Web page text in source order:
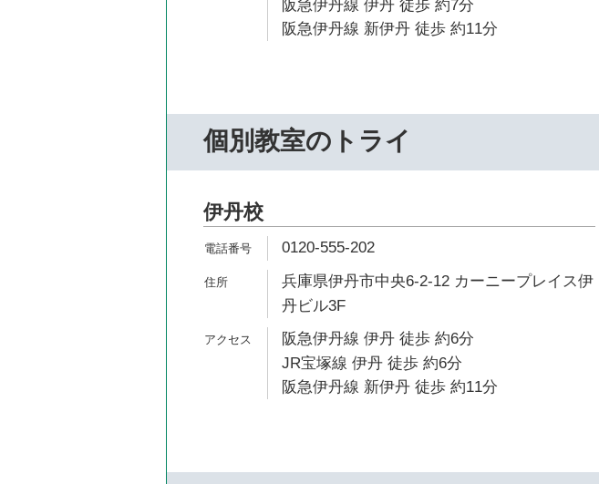
阪急伊丹線 伊丹 徒歩 約7分
阪急伊丹線 新伊丹 徒歩 約11分
個別教室のトライ
伊丹校
0120-555-202
兵庫県伊丹市中央6-2-12 カーニープレイス伊
丹ビル3F
阪急伊丹線 伊丹 徒歩 約6分
JR宝塚線 伊丹 徒歩 約6分
阪急伊丹線 新伊丹 徒歩 約11分